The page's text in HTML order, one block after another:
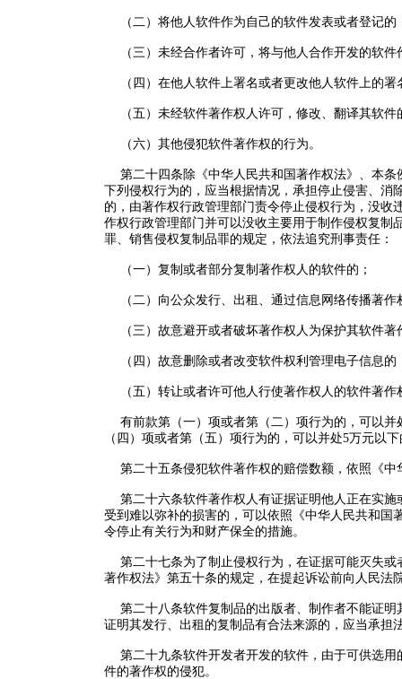
（二）将他人软件作为自己的软件发表或者登记的
（三）未经合作者许可，将与他人合作开发的软件
（四）在他人软件上署名或者更改他人软件上的署
（五）未经软件著作权人许可，修改、翻译其软件
（六）其他侵犯软件著作权的行为。
第二十四条除《中华人民共和国著作权法》、本条
下列侵权行为的，应当根据情况，承担停止侵害、
的，由著作权行政管理部门责令停止侵权行为，没
作权行政管理部门并可以没收主要用于制作侵权复
罪、销售侵权复制品罪的规定，依法追究刑事责任：
（一）复制或者部分复制著作权人的软件的；
（二）向公众发行、出租、通过信息网络传播著作
（三）故意避开或者破坏著作权人为保护其软件著
（四）故意删除或者改变软件权利管理电子信息的
（五）转让或者许可他人行使著作权人的软件著作
有前款第（一）项或者第（二）项行为的，可以并
（四）项或者第（五）项行为的，可以并处5万元以
第二十五条侵犯软件著作权的赔偿数额，依照《中
第二十六条软件著作权人有证据证明他人正在实施
受到难以弥补的损害的，可以依照《中华人民共和
令停止有关行为和财产保全的措施。
第二十七条为了制止侵权行为，在证据可能灭失或
著作权法》第五十条的规定，在提起诉讼前向人民法
第二十八条软件复制品的出版者、制作者不能证明
证明其发行、出租的复制品有合法来源的，应当承担
第二十九条软件开发者开发的软件，由于可供选用
件的著作权的侵犯。